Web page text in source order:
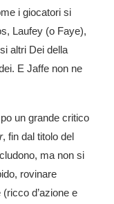
i giocatori si
Laufey (o Faye),
altri Dei della
E Jaffe non ne
un grande critico
, fin dal titolo del
ma non si
rovinare
d’azione e